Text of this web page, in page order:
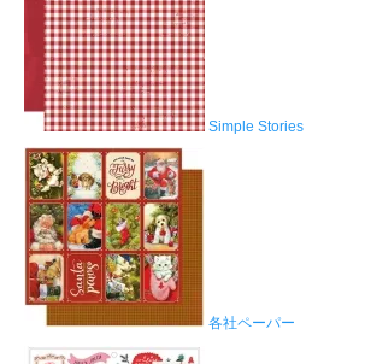
Simple Stories
各社ペーパー